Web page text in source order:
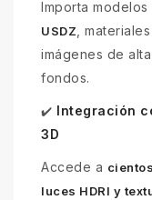
Importa modelos
USDZ ,
imágenes de
fondos.
✔️ Integración
3D
Accede a
luces HDRI y